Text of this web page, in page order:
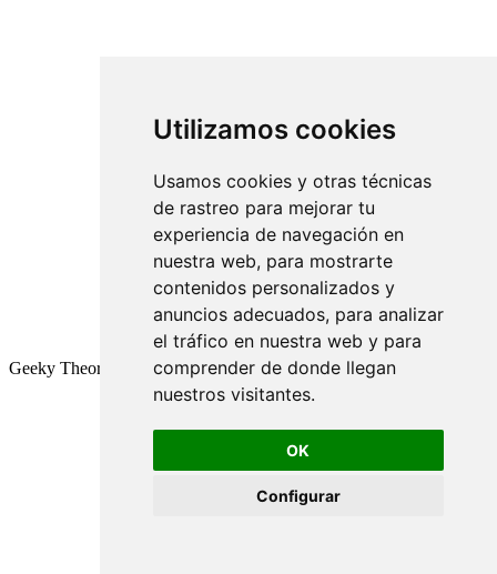
Utilizamos cookies
Usamos cookies y otras técnicas
de rastreo para mejorar tu
experiencia de navegación en
nuestra web, para mostrarte
contenidos personalizados y
anuncios adecuados, para analizar
el tráfico en nuestra web y para
comprender de donde llegan
nuestros visitantes.
OK
Configurar
Geeky Theory © 2026